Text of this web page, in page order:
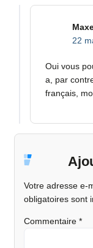
22
Oui vous
a, par
français,
Votre adresse e-
obligatoires sont
Commentaire *